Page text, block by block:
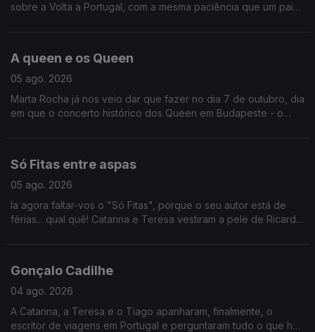
sobre a Volta a Portugal, com a mesma paciência que um pai
A queen e os Queen
05 ago. 2026
Marta Rocha já nos veio dar que fazer no dia 7 de outubro, dia
em que o concerto histórico dos Queen em Budapeste - o
Só Fitas entre aspas
05 ago. 2026
Ia agora faltar-vos o "Só Fitas", porque o seu autor está de
férias... qual quê! Catarina e Teresa vestiram a pele de Ricardo
Gonçalo Cadilhe
04 ago. 2026
A Catarina, a Teresa e o Tiago apanharam, finalmente, o
escritor de viagens em Portugal e perguntaram tudo o que há